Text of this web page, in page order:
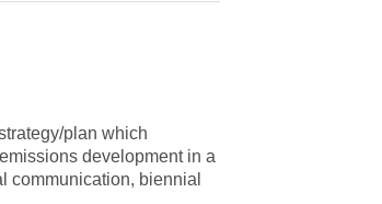
plan which
development in a
communication, biennial